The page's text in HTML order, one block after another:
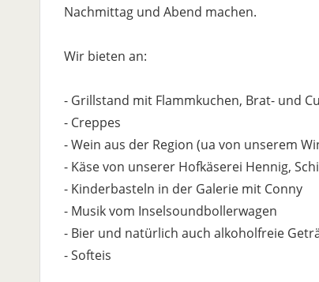
Nachmittag und Abend machen.
Wir bieten an:
- Grillstand mit Flammkuchen, Brat- und
- Creppes
- Wein aus der Region (ua von unserem
- Käse von unserer Hofkäserei Hennig,
- Kinderbasteln in der Galerie mit Conny
- Musik vom Inselsoundbollerwagen
- Bier und natürlich auch alkoholfreie
- Softeis